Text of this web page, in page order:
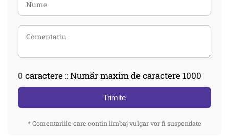
0 caractere :: Număr maxim de caractere 1000
Trimite
* Comentariile care contin limbaj vulgar vor fi suspendate